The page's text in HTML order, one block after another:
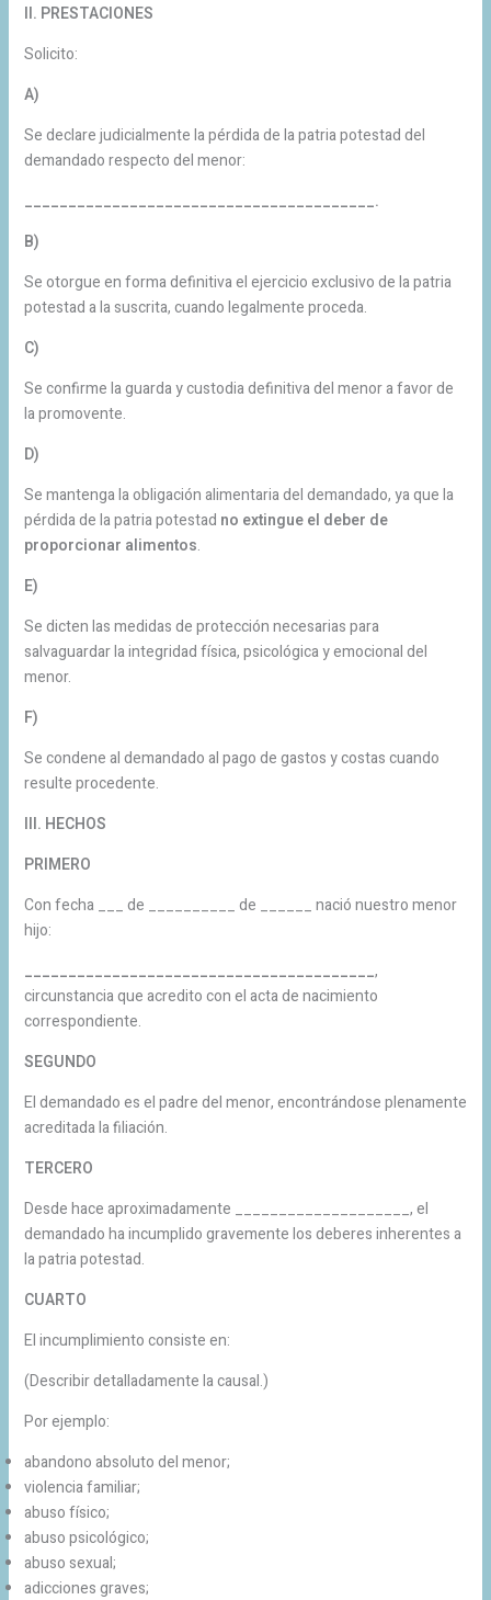
II. PRESTACIONES
Solicito:
A)
Se declare judicialmente la pérdida de la patria potestad del
demandado respecto del menor:
________________________________________.
B)
Se otorgue en forma definitiva el ejercicio exclusivo de la patria
potestad a la suscrita, cuando legalmente proceda.
C)
Se confirme la guarda y custodia definitiva del menor a favor de
la promovente.
D)
Se mantenga la obligación alimentaria del demandado, ya que la
pérdida de la patria potestad no extingue el deber de
proporcionar alimentos.
E)
Se dicten las medidas de protección necesarias para
salvaguardar la integridad física, psicológica y emocional del
menor.
F)
Se condene al demandado al pago de gastos y costas cuando
resulte procedente.
III. HECHOS
PRIMERO
Con fecha ___ de __________ de ______ nació nuestro menor
hijo:
________________________________________,
circunstancia que acredito con el acta de nacimiento
correspondiente.
SEGUNDO
El demandado es el padre del menor, encontrándose plenamente
acreditada la filiación.
TERCERO
Desde hace aproximadamente ____________________, el
demandado ha incumplido gravemente los deberes inherentes a
la patria potestad.
CUARTO
El incumplimiento consiste en:
(Describir detalladamente la causal.)
Por ejemplo:
abandono absoluto del menor;
violencia familiar;
abuso físico;
abuso psicológico;
abuso sexual;
adicciones graves;